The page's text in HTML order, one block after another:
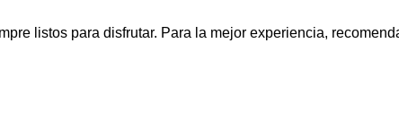
listos para disfrutar. Para la mejor experiencia,